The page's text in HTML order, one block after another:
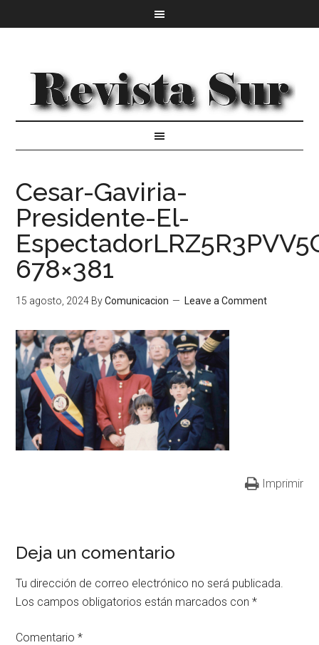
Cesar-Gaviria-
Presidente-El-
678×381
15 agosto, 2024 ByComunicacion Leave a Comment
Imprimir
Deja un comentario
Tu dirección de correo electrónico no será publicada.
Los campos obligatorios están marcados con*
Comentario*